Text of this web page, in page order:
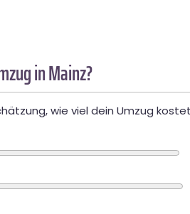
in Mainz?
wie viel dein Umzug